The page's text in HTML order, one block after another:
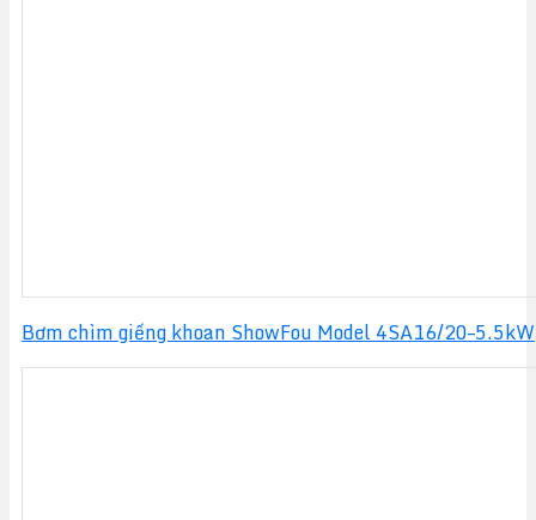
Bơm chìm giếng khoan ShowFou Model 4SA16/20–5.5kW